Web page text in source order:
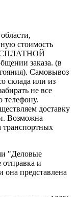
стоимость
заказа. (в
Самовывоз
склада или из
не все
телефону.
доставку
Возможна
транспортных
"Деловые
и
представлена